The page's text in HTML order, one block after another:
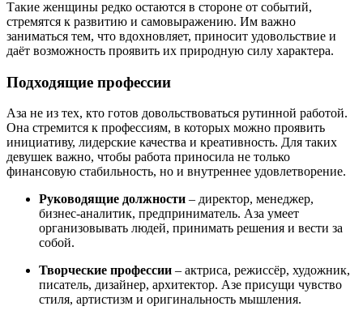
Такие женщины редко остаются в стороне от событий,
стремятся к развитию и самовыражению. Им важно
заниматься тем, что вдохновляет, приносит удовольствие и
даёт возможность проявить их природную силу характера.
Подходящие профессии
Аза не из тех, кто готов довольствоваться рутинной работой.
Она стремится к профессиям, в которых можно проявить
инициативу, лидерские качества и креативность. Для таких
девушек важно, чтобы работа приносила не только
финансовую стабильность, но и внутреннее удовлетворение.
Руководящие должности – директор, менеджер,
бизнес-аналитик, предприниматель. Аза умеет
организовывать людей, принимать решения и вести за
собой.
Творческие профессии – актриса, режиссёр, художник,
писатель, дизайнер, архитектор. Азе присущи чувство
стиля, артистизм и оригинальность мышления.